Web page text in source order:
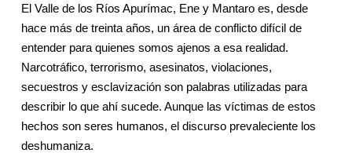
El Valle de los Ríos Apurímac, Ene y Mantaro es, desde
hace más de treinta años, un área de conflicto difícil de
entender para quienes somos ajenos a esa realidad.
Narcotráfico, terrorismo, asesinatos, violaciones,
secuestros y esclavización son palabras utilizadas para
describir lo que ahí sucede. Aunque las víctimas de estos
hechos son seres humanos, el discurso prevaleciente los
deshumaniza.